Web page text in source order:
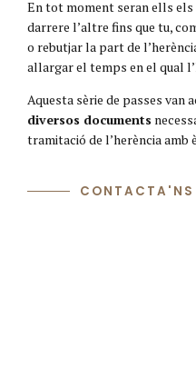
En tot moment seran ells els
darrere l’altre fins que tu,
o rebutjar la part de
allargar el temps en el qual
Aquesta sèrie de passes van
diversos documents
tramitació de l’herència amb
CONTACTA'NS